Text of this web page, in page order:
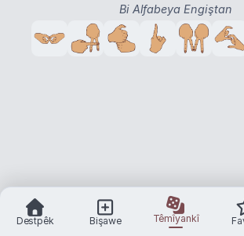
Bi Alfabeya Engiştan
Destpêk Bişawe Têmîyankî